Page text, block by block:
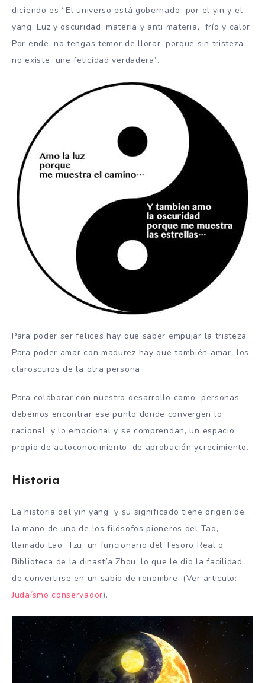
diciendo es “El universo está gobernado por el yin y el
yang, Luz y oscuridad, materia y anti materia, frío y calor.
Por ende, no tengas temor de llorar, porque sin tristeza
no existe une felicidad verdadera”.
Para poder ser felices hay que saber empujar la tristeza.
Para poder amar con madurez hay que también amar los
claroscuros de la otra persona.
Para colaborar con nuestro desarrollo como personas,
debemos encontrar ese punto donde convergen lo
racional y lo emocional y se comprendan, un espacio
propio de autoconocimiento, de aprobación ycrecimiento.
Historia
La historia del yin yang y su significado tiene origen de
la mano de uno de los filósofos pioneros del Tao,
llamado Lao Tzu, un funcionario del Tesoro Real o
Biblioteca de la dinastía Zhou, lo que le dio la facilidad
de convertirse en un sabio de renombre. (Ver articulo:
Judaísmo conservador).